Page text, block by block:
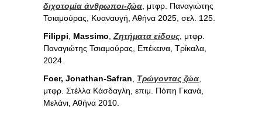
διχοτομία άνθρωποι-ζώα , μτφρ. Παναγιώτης
Τσιαμούρας, Κυαναυγή, Αθήνα 2025, σελ. 125.
Filippi
Massimo Ζητήματα είδους , μτφρ.
Παναγιώτης Τσιαμούρας, Επέκεινα, Τρίκαλα,
2024.
Foer, Jonathan-Safran
Τρώγοντας ζώα
μτφρ. Στέλλα Κάσδαγλη, επιμ. Πόπη Γκανά,
Μελάνι, Αθήνα 2010.